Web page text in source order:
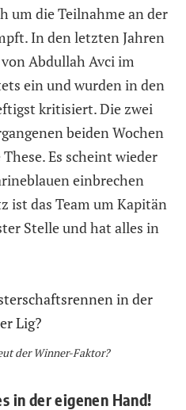
um die Teilnahme an der
In den letzten Jahren
Abdullah Avci im
ein und wurden in den
kritisiert. Die zwei
beiden Wochen
Es scheint wieder
einbrechen
ist das Team um Kapitän
Stelle und hat alles in
der Winner-Faktor?
in der eigenen Hand!